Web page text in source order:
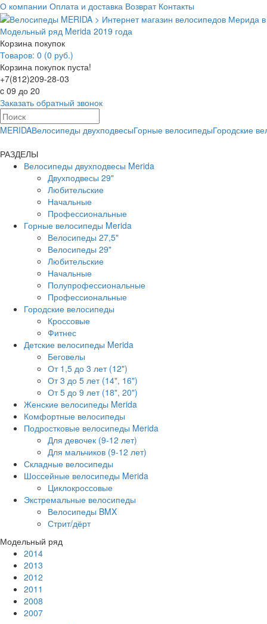
О компании Оплата и доставка Возврат Контакты
Модельный ряд Merida 2019 года
Корзина покупок
Товаров: 0 (0 руб.)
Корзина покупок пуста!
+7(812)209-28-03
c 09 до 20
Заказать обратный звонок
MERIDAВелосипеды двухподвесыГорные велосипедыГородские
РАЗДЕЛЫ
Велосипеды двухподвесы Merida
Двухподвесы 29"
Любительские
Начальные
Профессиональные
Горные велосипеды Merida
Велосипеды 27,5"
Велосипеды 29"
Любительские
Начальные
Полупрофессиональные
Профессиональные
Городские велосипеды
Кроссовые
Фитнес
Детские велосипеды Merida
Беговелы
От 1,5 до 3 лет (12")
От 3 до 5 лет (14", 16")
От 5 до 9 лет (18", 20")
Женские велосипеды Merida
Комфортные велосипеды
Подростковые велосипеды Merida
Для девочек (9-12 лет)
Для мальчиков (9-12 лет)
Складные велосипеды
Шоссейные велосипеды Merida
Циклокроссовые
Экстремальные велосипеды
Велосипеды BMX
Стрит/дёрт
Модельный ряд
2014
2013
2012
2011
2008
2007